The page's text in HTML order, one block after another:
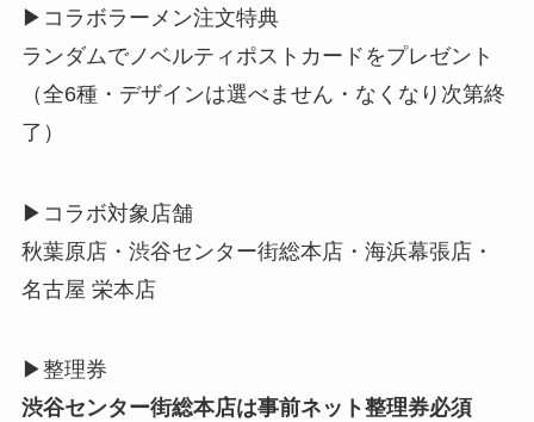
▶︎コラボラーメン注文特典
ランダムでノベルティポストカードをプレゼント
（全6種・デザインは選べません・なくなり次第終
了）
▶︎コラボ対象店舗
秋葉原店・渋谷センター街総本店・海浜幕張店・
名古屋 栄本店
▶︎整理券
渋谷センター街総本店は事前ネット整理券必須